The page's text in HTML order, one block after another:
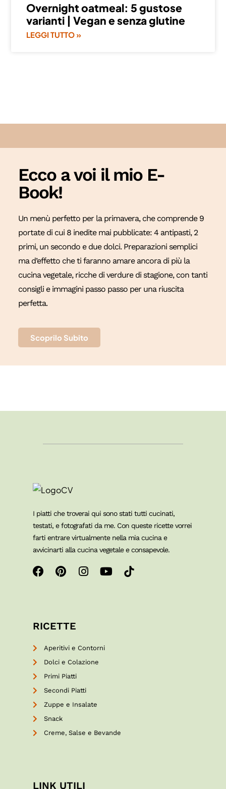
Overnight oatmeal: 5 gustose
varianti | Vegan e senza glutine
LEGGI TUTTO »
Ecco a voi il mio E-
Book!
Un menù perfetto per la primavera, che comprende 9
portate di cui 8 inedite mai pubblicate: 4 antipasti, 2
primi, un secondo e due dolci. Preparazioni semplici
ma d’effetto che ti faranno amare ancora di più la
cucina vegetale, ricche di verdure di stagione, con tanti
consigli e immagini passo passo per una riuscita
perfetta.
Scoprilo Subito
I piatti che troverai qui sono stati tutti cucinati,
testati, e fotografati da me. Con queste ricette vorrei
farti entrare virtualmente nella mia cucina e
avvicinarti alla cucina vegetale e consapevole.
RICETTE
Aperitivi e Contorni
Dolci e Colazione
Primi Piatti
Secondi Piatti
Zuppe e Insalate
Snack
Creme, Salse e Bevande
LINK UTILI